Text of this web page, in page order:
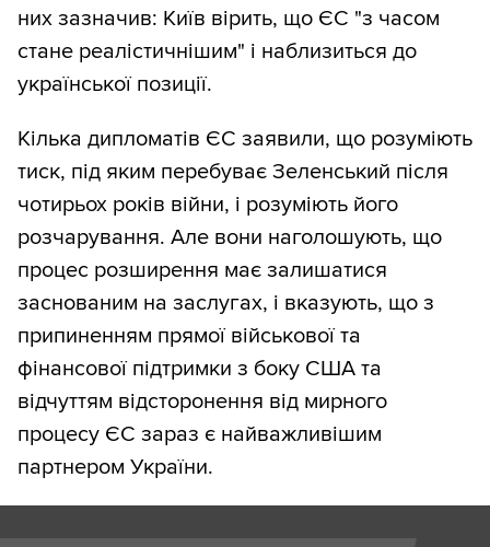
них зазначив: Київ вірить, що ЄС "з часом
стане реалістичнішим" і наблизиться до
української позиції.
Кілька дипломатів ЄС заявили, що розуміють
тиск, під яким перебуває Зеленський після
чотирьох років війни, і розуміють його
розчарування. Але вони наголошують, що
процес розширення має залишатися
заснованим на заслугах, і вказують, що з
припиненням прямої військової та
фінансової підтримки з боку США та
відчуттям відсторонення від мирного
процесу ЄС зараз є найважливішим
партнером України.